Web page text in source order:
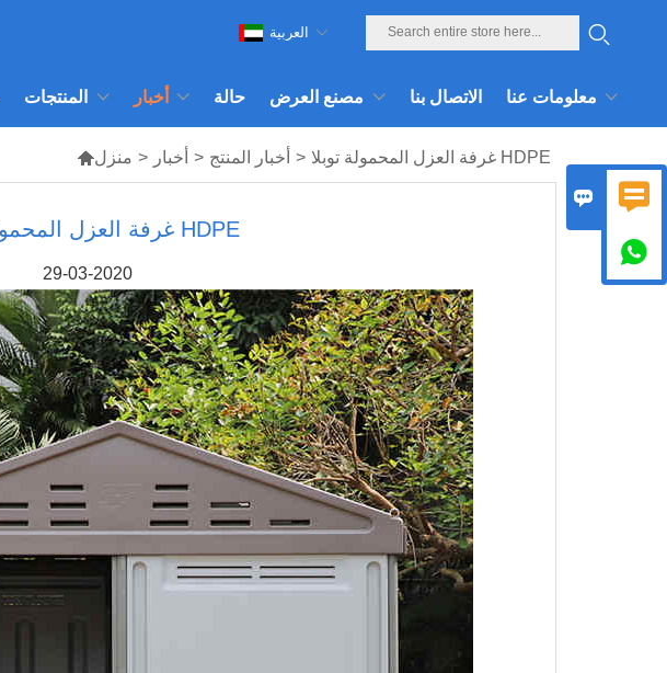
المنتجات أخبار حالة مصنع العرض الاتصال بنا معلومات عنا
العربية
منزل > أخبار > أخبار المنتج > غرفة العزل المحمولة توبلا HDPE
غرفة العزل المحمولة توبلا HDPE
29-03-2020
 
